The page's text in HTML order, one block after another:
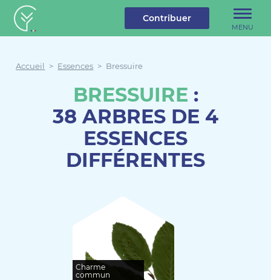
Créateur de forêt
MENU
Contribuer
Accueil > Essences > Bressuire
BRESSUIRE :
38 ARBRES DE 4
ESSENCES
DIFFÉRENTES
Charme
commun